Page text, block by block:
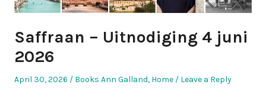
Saffraan – Uitnodiging 4 juni
2026
Posted
April 30, 2026
Posted
Books Ann Galland, Home Leave a Reply